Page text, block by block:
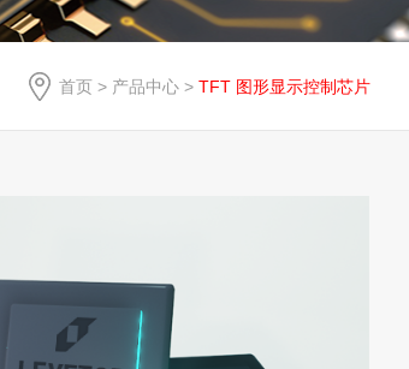
首页 > 产品中心 > TFT 图形显示控制芯片